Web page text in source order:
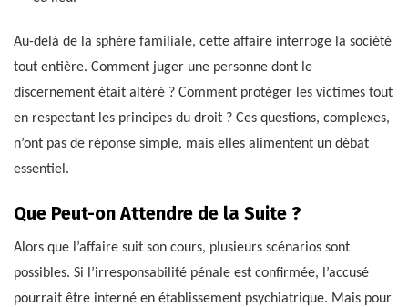
Au-delà de la sphère familiale, cette affaire interroge la société
tout entière. Comment juger une personne dont le
discernement était altéré ? Comment protéger les victimes tout
en respectant les principes du droit ? Ces questions, complexes,
n’ont pas de réponse simple, mais elles alimentent un débat
essentiel.
Que Peut-on Attendre de la Suite ?
Alors que l’affaire suit son cours, plusieurs scénarios sont
possibles. Si l’irresponsabilité pénale est confirmée, l’accusé
pourrait être interné en établissement psychiatrique. Mais pour